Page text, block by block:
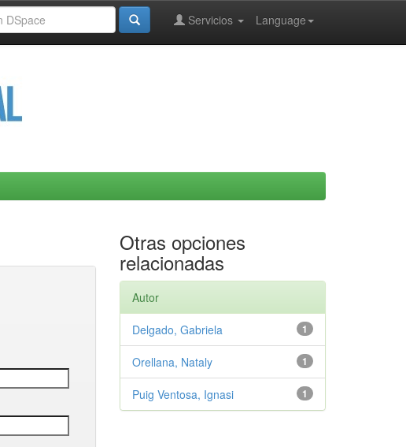
Language
Servicios
Otras opciones
relacionadas
Autor
1
Delgado, Gabriela
1
Orellana, Nataly
1
Puig Ventosa, Ignasi